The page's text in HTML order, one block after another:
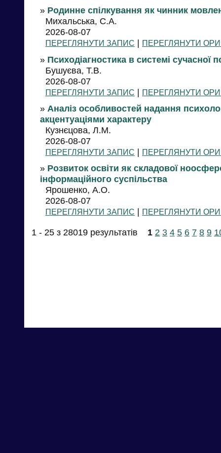
» Родинне спілкування як чинник
Михальська, С.А.
2026-08-07
ПЕРЕГЛЯНУТИ ЗАПИС | ПЕРЕГЛЯНУТИ
» Психодіагностика в системі сучасної
Бушуєва, Т.В.
2026-08-07
ПЕРЕГЛЯНУТИ ЗАПИС | ПЕРЕГЛЯНУТИ
» Аналіз особливостей надання
акцентуаціями характеру
Кузнєцова, Л.М.
2026-08-07
ПЕРЕГЛЯНУТИ ЗАПИС | ПЕРЕГЛЯНУТИ
» Розвиток освіти як складової
інформаційного суспільства
Ярошенко, А.О.
2026-08-07
ПЕРЕГЛЯНУТИ ЗАПИС | ПЕРЕГЛЯНУТИ
1 - 25 з 28019 результатів 1 2 3 4 5 6 7 8 9